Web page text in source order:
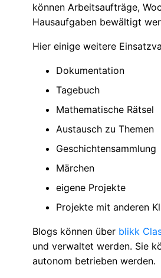
können Arbeitsaufträge,
Hausaufgaben bewältigt
Hier einige weitere
Dokumentation
Tagebuch
Mathematische Rätsel
Austausch zu Themen
Geschichtensammlung
Märchen
eigene Projekte
Projekte mit anderen
Blogs können über blikk
und verwaltet werden. Sie
autonom betrieben werden.